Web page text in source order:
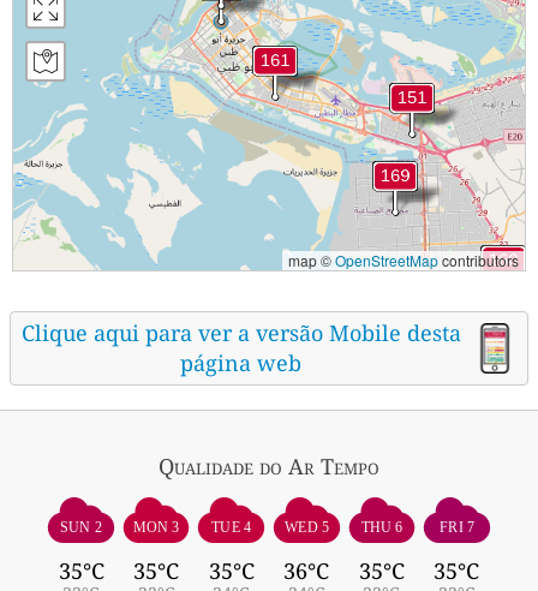
map ©OpenStreetMapcontributors
Clique aqui para ver a versão Mobile desta
página web
Qualidade do Ar Tempo
SUN 2
35°C
MON 3
35°C
TUE 4
35°C
WED 5
36°C
THU 6
35°C
FRI 7
35°C